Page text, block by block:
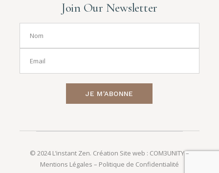
Join Our Newsletter
JE M'ABONNE
© 2024 L’instant Zen. Création Site web : COM3UNITY–
Mentions Légales – Politique de Confidentialité